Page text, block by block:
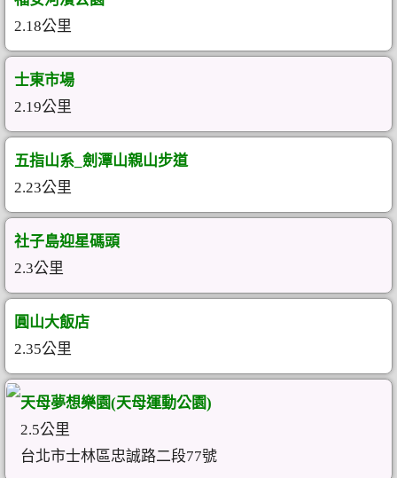
2.18公里
士東市場
2.19公里
五指山系_劍潭山親山步道
2.23公里
社子島迎星碼頭
2.3公里
圓山大飯店
2.35公里
天母夢想樂園(天母運動公園)
2.5公里
台北市士林區忠誠路二段77號